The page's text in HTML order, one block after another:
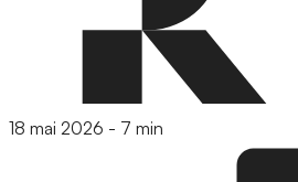
18 mai 2026 - 7 min